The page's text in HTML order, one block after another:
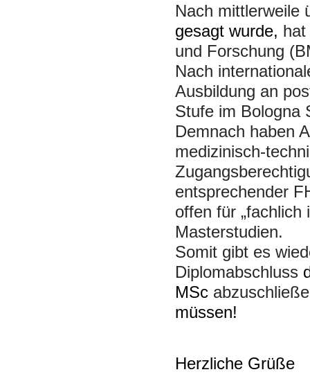
Nach mittlerweile
gesagt wurde,
und Forschung
Nach
Ausbildung an
Stufe im Bologna
Demnach haben
medizinisch-
entsprechender
offen für „fachlich
Masterstudien.
Somit gibt es
Diplomabschluss
MSc
müssen!
Herzliche Grüße